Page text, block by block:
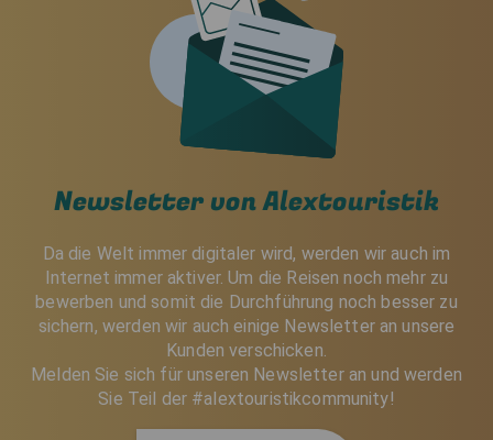
Newsletter von Alextouristik
Da die Welt immer digitaler wird, werden wir auch im
Internet immer aktiver. Um die Reisen noch mehr zu
bewerben und somit die Durchführung noch besser zu
sichern, werden wir auch einige Newsletter an unsere
Kunden verschicken.
Melden Sie sich für unseren Newsletter an und werden
Sie Teil der #alextouristikcommunity!